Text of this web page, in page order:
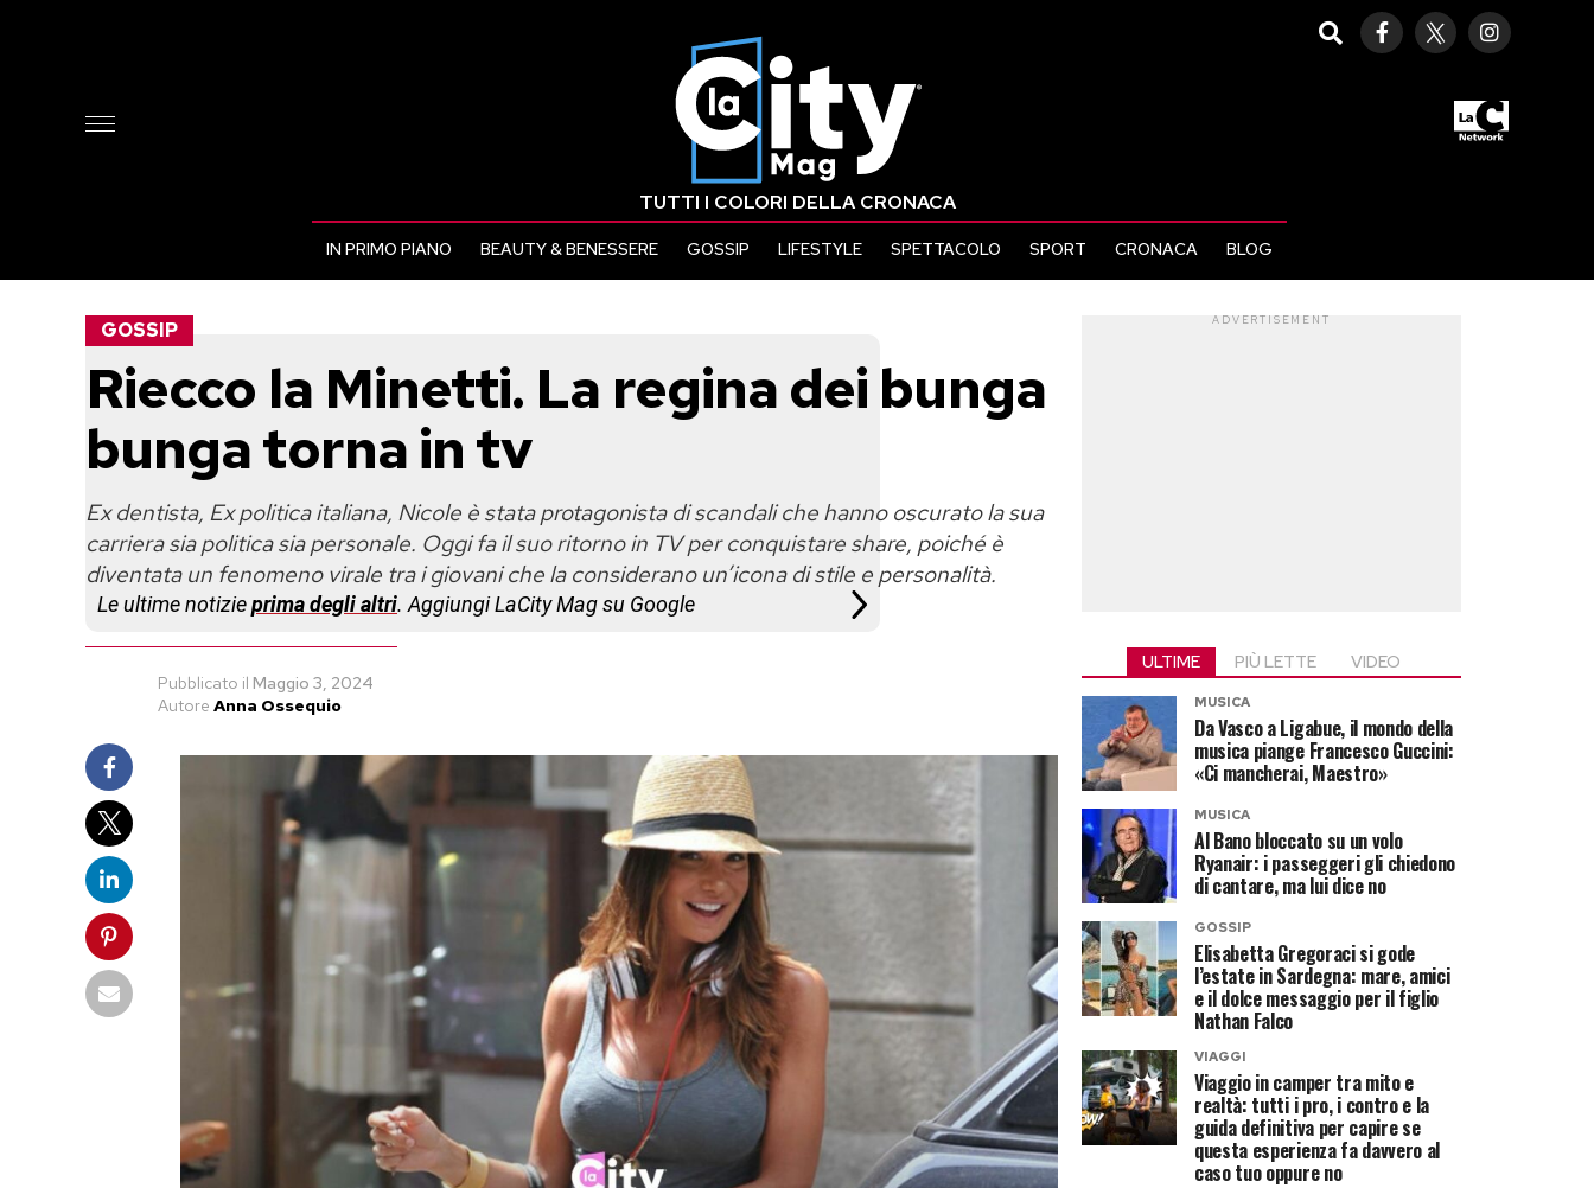
TUTTI I COLORI DELLA CRONACA
IN PRIMO PIANO BEAUTY & BENESSERE GOSSIP LIFESTYLE SPETTACOLO SPORT CRONACA BLOG
GOSSIP
Riecco la Minetti. La regina dei bunga
bunga torna in tv
Ex dentista, Ex politica italiana, Nicole è stata protagonista di scandali che hanno oscurato la sua
carriera sia politica sia personale. Oggi fa il suo ritorno in TV per conquistare share, poiché è
diventata un fenomeno virale tra i giovani che la considerano un’icona di stile e personalità.
Le ultime notizieprima degli altri. Aggiungi LaCity Mag su Google
Pubblicato il Maggio 3, 2024
Autore Anna Ossequio
ADVERTISEMENT
ULTIME PIÙ LETTE VIDEO
MUSICA
Da Vasco a Ligabue, il mondo della
musica piange Francesco Guccini:
«Ci mancherai, Maestro»
MUSICA
Al Bano bloccato su un volo
Ryanair: i passeggeri gli chiedono
di cantare, ma lui dice no
GOSSIP
Elisabetta Gregoraci si gode
l’estate in Sardegna: mare, amici
e il dolce messaggio per il figlio
Nathan Falco
VIAGGI
Viaggio in camper tra mito e
realtà: tutti i pro, i contro e la
guida definitiva per capire se
questa esperienza fa davvero al
caso tuo oppure no